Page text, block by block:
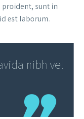
proident, sunt in
est laborum.
nibh vel